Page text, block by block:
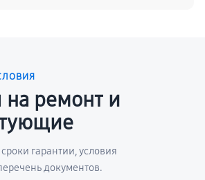
на ремонт и
гарантии, условия
документов.